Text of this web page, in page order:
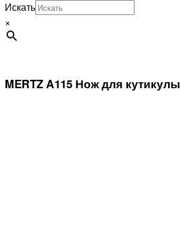
Искать
×
MERTZ A115 Нож для кутикулы